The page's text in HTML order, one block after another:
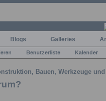
Blogs Galleries
Benutzerliste Kalender
Bauen, Werkzeuge